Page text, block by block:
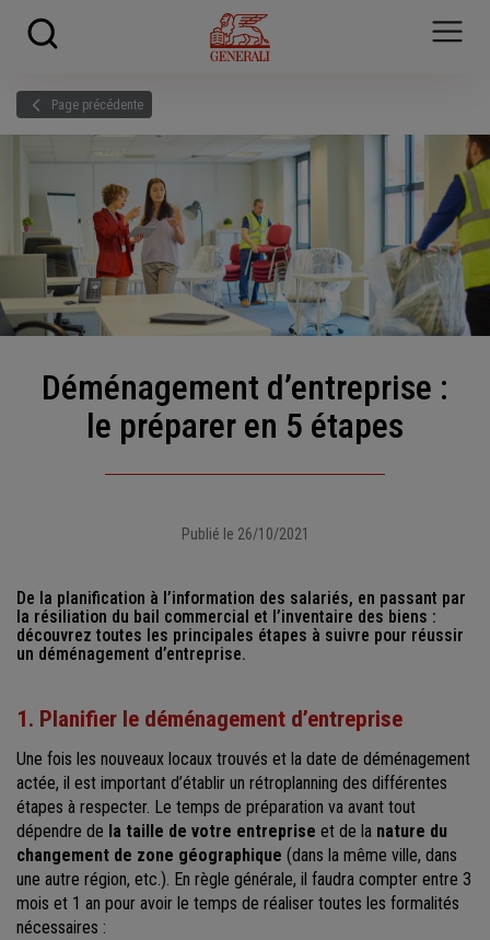
Page précédente
Déménagement d’entreprise :
le préparer en 5 étapes
Publié le 26/10/2021
De la planification à l’information des salariés, en passant par
la résiliation du bail commercial et l’inventaire des biens :
découvrez toutes les principales étapes à suivre pour réussir
un déménagement d’entreprise.
1. Planifier le déménagement d’entreprise
Une fois les nouveaux locaux trouvés et la date de déménagement
actée, il est important d’établir un rétroplanning des différentes
étapes à respecter. Le temps de préparation va avant tout
dépendre de la taille de votre entreprise et de la nature du
changement de zone géographique (dans la même ville, dans
une autre région, etc.). En règle générale, il faudra compter entre 3
mois et 1 an pour avoir le temps de réaliser toutes les formalités
nécessaires :